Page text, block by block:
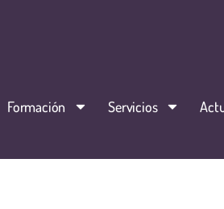
Formación Servicios